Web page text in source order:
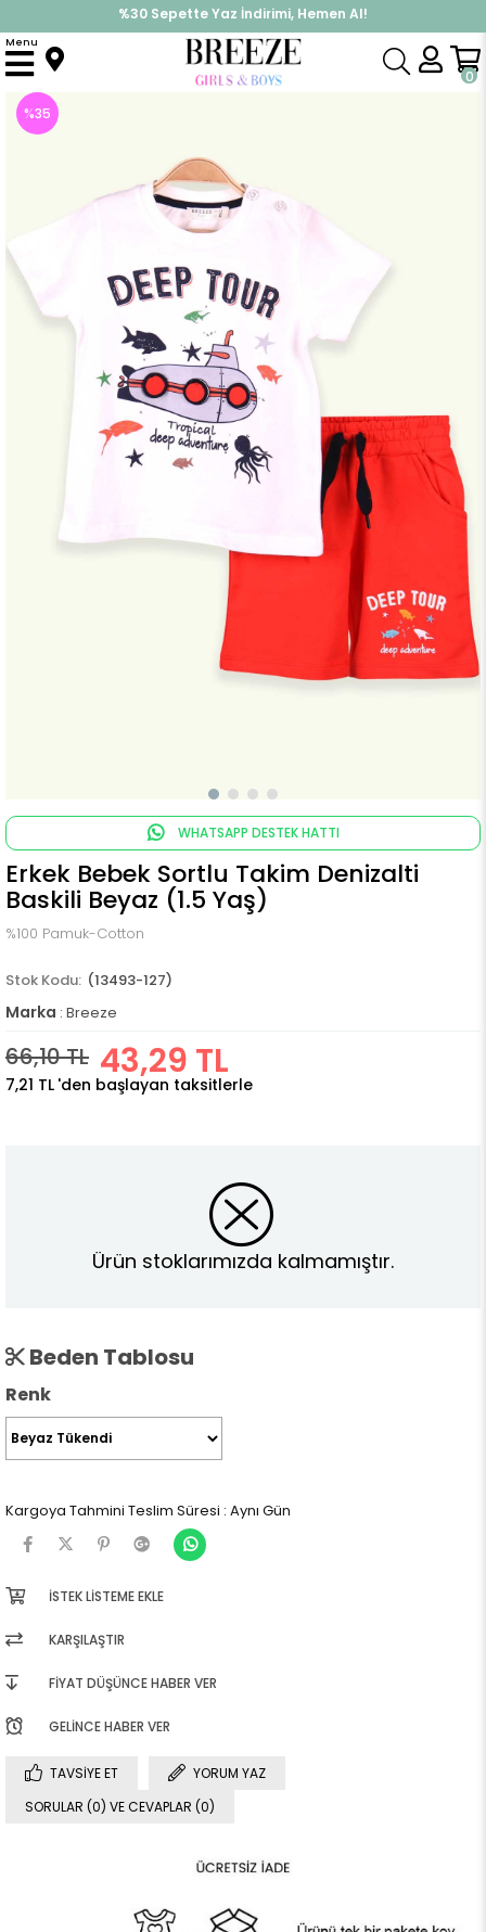
%30 Sepette Yaz İndirimi, Hemen Al!
İndirimlere ek %10 İndirimi Kap, Hemen Üye Ol!
0
Menu
Anasayfa Takımlar Kapri & Şort Takımı Erkek Bebek Sortlu Takim Denizalti Baskili Beyaz (1.5 Yaş)
%35
WHATSAPP DESTEK HATTI
Erkek Bebek Sortlu Takim Denizalti
Baskili Beyaz (1.5 Yaş)
%100 Pamuk-Cotton
(13493-127)
Marka : Breeze
66,10 TL 43,29 TL
7,21 TL 'den başlayan taksitlerle
Ürün stoklarımızda kalmamıştır.
Beden Tablosu
Renk
Kargoya Tahmini Teslim Süresi : Aynı Gün
İSTEK LISTEME EKLE
KARŞILAŞTIR
FIYAT DÜŞÜNCE HABER VER
GELINCE HABER VER
TAVSIYE ET
YORUM YAZ
SORULAR (0) VE CEVAPLAR (0)